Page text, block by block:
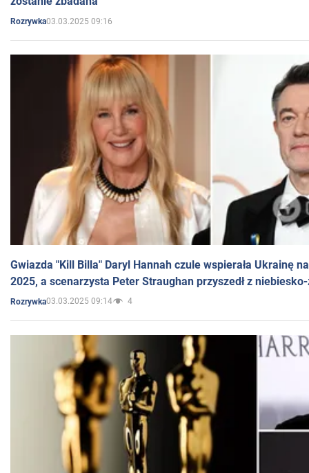
Rozrywka03.03.2025 09:16
Gwiazda "Kill Billa" Daryl Hannah czule wspierała Ukrainę
2025, a scenarzysta Peter Straughan przyszedł z
Rozrywka03.03.2025 09:14 4